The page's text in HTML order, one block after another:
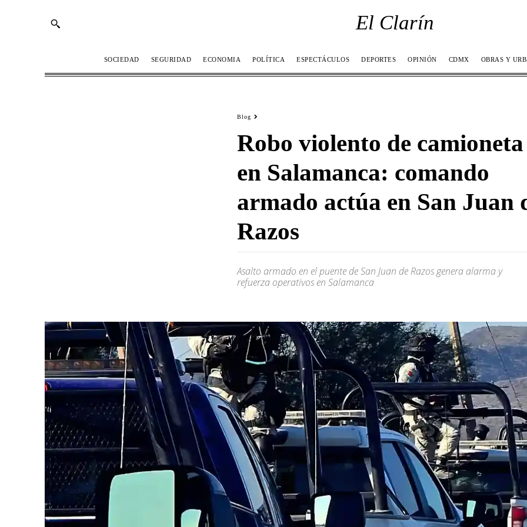
El Clarín
SOCIEDAD SEGURIDAD ECONOMIA POLÍTICA ESPECTÁCULOS DEPORTES OPINIÓN CDMX OBRAS Y
Blog
Robo violento de camioneta
en Salamanca: comando
armado actúa en San Juan
Razos
Asalto armado en el puente de San Juan de Razos genera alarma y
refuerza operativos en Salamanca